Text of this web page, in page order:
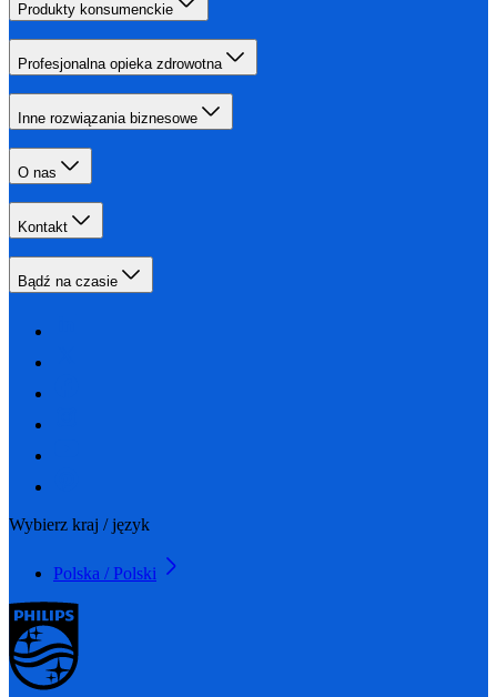
Produkty konsumenckie
Profesjonalna opieka zdrowotna
Inne rozwiązania biznesowe
O nas
Kontakt
Bądź na czasie
Wybierz kraj / język
Polska / Polski